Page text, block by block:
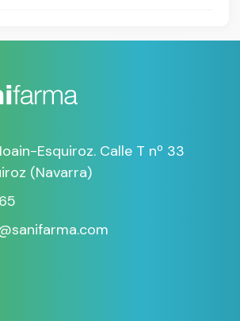
Esquiroz. Calle T nº 33
(Navarra)